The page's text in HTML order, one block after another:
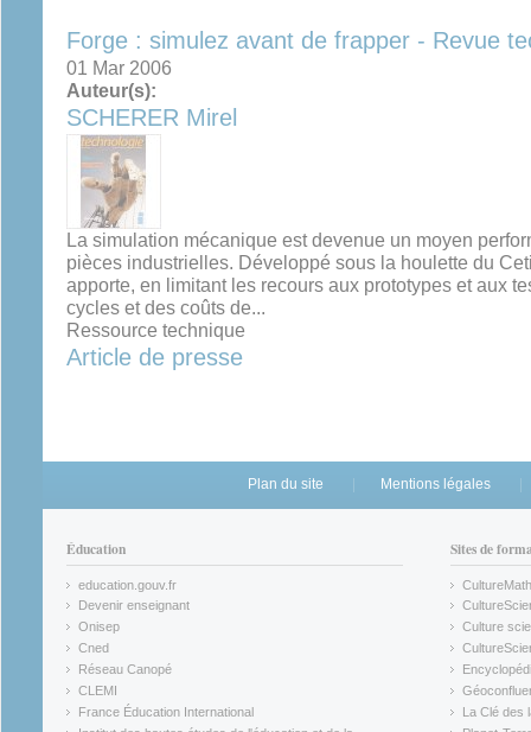
Forge : simulez avant de frapper - Revue
01 Mar 2006
Auteur(s):
SCHERER Mirel
La simulation mécanique est devenue un moyen
pièces industrielles. Développé sous la houlette du
apporte, en limitant les recours aux prototypes et aux
cycles et des coûts de...
Ressource technique
Article de presse
Plan du site Mentions légales
Éducation
education.gouv.fr
(link is external)
Devenir enseignant
(link is external)
Onisep
(link is external)
Cned
(link is external)
Réseau Canopé
(link is external)
CLEMI
(link is external)
France Éducation International
(link is external)
Sites de
CultureMath
(link is
(link is
Culture
(link is
(link is
(link is
La Clé des
(link is